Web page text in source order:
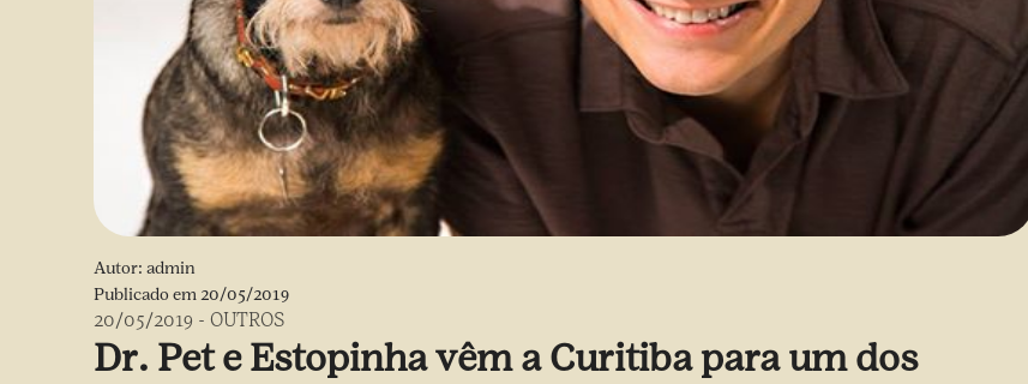
Autor: admin
Publicado em20/05/2019
20/05/2019 - OUTROS
Dr. Pet e Estopinha vêm a Curitiba para um dos